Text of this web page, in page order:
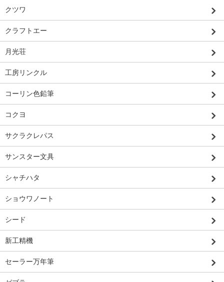
クツワ
クラフトエー
月光荘
工房リンクル
コーリン色鉛筆
コクヨ
サクラクレパス
サンスター文具
シャチハタ
ショウワノート
シード
新工精機
セーラー万年筆